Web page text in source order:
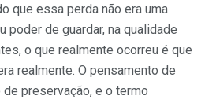
que essa perda não era uma
poder de guardar, na qualidade
o que realmente ocorreu é que
realmente. O pensamento de
preservação, e o termo